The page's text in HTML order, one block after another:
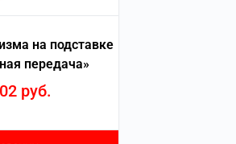
на подставке
передача»
руб.